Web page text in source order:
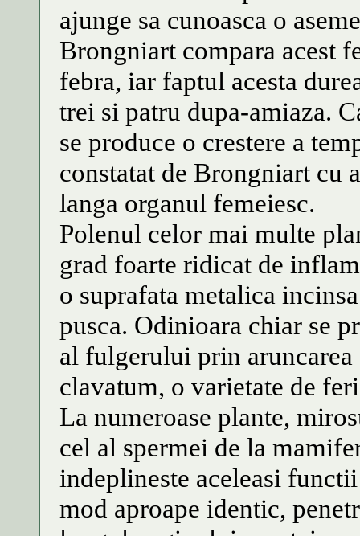
ajunge sa cunoasca o
Brongniart compara acest
febra, iar faptul acesta
trei si patru dupa-amiaza.
se produce o crestere a
constatat de Brongniart cu
langa organul femeiesc.
Polenul celor mai multe
grad foarte ridicat de
o suprafata metalica
pusca. Odinioara chiar se
al fulgerului prin
clavatum, o varietate de
La numeroase plante,
cel al spermei de la
indeplineste aceleasi
mod aproape identic,